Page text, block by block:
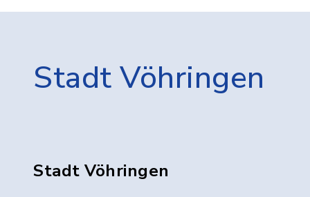
Stadt Vöhringen
Stadt Vöhringen